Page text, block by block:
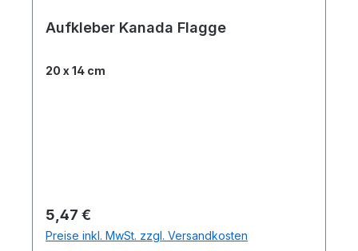
Aufkleber Kanada Flagge
20 x 14 cm
Regulärer Preis:
5,47 €
Preise inkl. MwSt. zzgl. Versandkosten